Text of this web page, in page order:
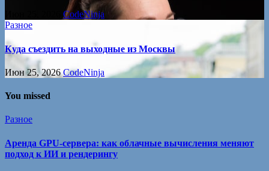
CodeNinja
Разное
Куда съездить на выходные из Москвы
Июн 25, 2026CodeNinja
You missed
Разное
Аренда GPU-сервера: как облачные вычисления меняют
подход к ИИ и рендерингу